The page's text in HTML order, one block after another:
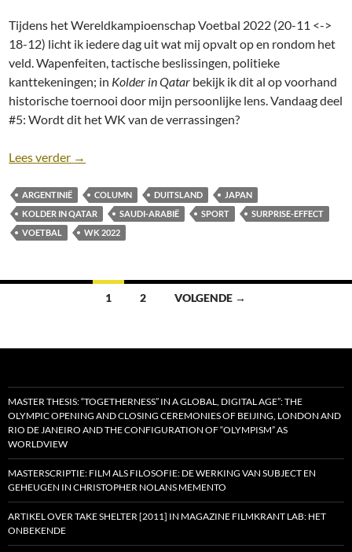
Tijdens het Wereldkampioenschap Voetbal 2022 (20-11 <->
18-12) licht ik iedere dag uit wat mij opvalt op en rondom het
veld. Wapenfeiten, tactische beslissingen, politieke
kanttekeningen; in Kolder in Qatar bekijk ik dit al op voorhand
historische toernooi door mijn persoonlijke lens. Vandaag deel
#5: Wordt dit het WK van de verrassingen?
Lees verder Kolder in Qatar (#5): Wordt dit het WK van de
→
ARGENTINIË COLUMN DUITSLAND
JAPAN
KOLDER IN QATAR
SAUDI-ARABIË SPORT
SURPRISE-EFFECT
VOETBAL
WK 2022
1 2 VOLGENDE →
MASTER THESIS: “TOGETHERNESS” IN A GLOBAL, DIGITAL AGE”: THE
OLYMPIC OPENING AND CLOSING CEREMONIES OF BEIJING, LONDON AND
RIO DE JANEIRO AND THE CONFIGURATION OF “OLYMPISM” AS
WORLDVIEW
MASTERSCRIPTIE: FILM ALS FILOSOFIE: DE WERKING VAN SUBJECT EN
GEHEUGEN IN CHRISTOPHER NOLANS MEMENTO
ARTIKEL OVER TAKE SHELTER [2011] IN MAGAZINE FILMKRANT LAB: HET
ONBEKENDE